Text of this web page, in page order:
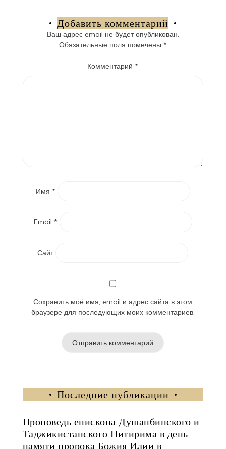
записям
Добавить комментарий
Ваш адрес email не будет опубликован.
Обязательные поля помечены *
Комментарий*
Имя *
Email *
Сайт
Сохранить моё имя, email и адрес сайта в этом
браузере для последующих моих комментариев.
Последние публикации
Проповедь епископа Душанбинского и
Таджикистанского Питирима в день
памяти пророка Божия Илии в